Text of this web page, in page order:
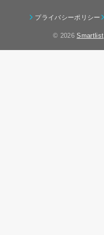
プライバシーポリシー
© 2026Smartlist